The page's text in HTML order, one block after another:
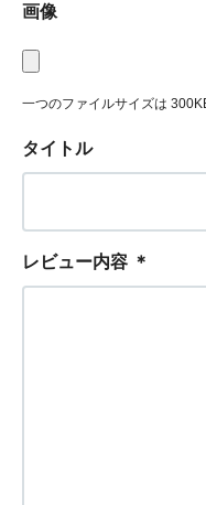
画像
一つのファイルサイズは
タイトル
レビュー内容 ＊